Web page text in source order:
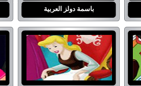
باسمة دولز العربية